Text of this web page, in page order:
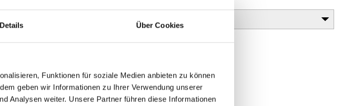
Details Über Cookies
Funktionen für soziale Medien anbieten zu können
geben wir Informationen zu Ihrer Verwendung unserer
Analysen weiter. Unsere Partner führen diese Informationen
Gebinde
Umrechnungsfaktoren